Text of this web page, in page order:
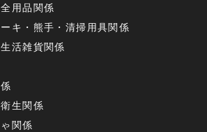
用品関係
キ・熊手・清掃用具関係
活雑貨関係
生関係
関係